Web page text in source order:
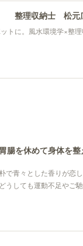
理収納士 松元
トに。風水環境学×整
腸を休めて身体を整
で青々とした香りが恋
うしても運動不足やご